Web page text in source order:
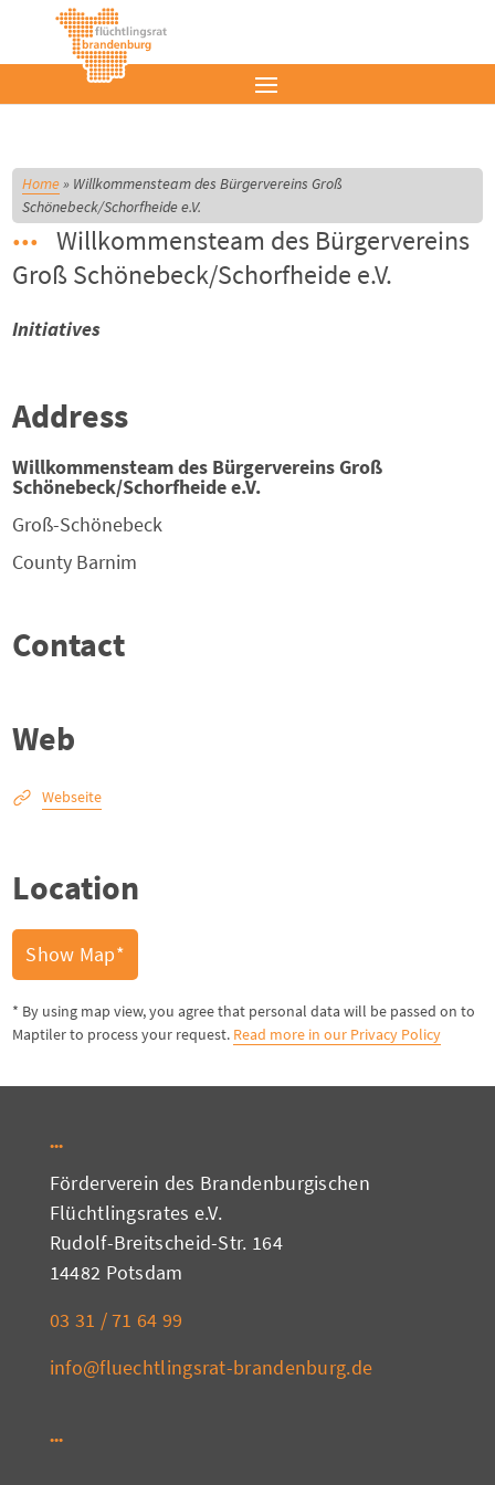
Home» Willkommensteam des Bürgervereins Groß
Schönebeck/Schorfheide e.V.
Willkommensteam des Bürgervereins
Groß Schönebeck/Schorfheide e.V.
Initiatives
Address
Willkommensteam des Bürgervereins Groß
Schönebeck/Schorfheide e.V.
Groß-Schönebeck
County Barnim
Contact
Web
Webseite
Location
Show Map*
* By using map view, you agree that personal data will be passed on to
Maptiler to process your request. Read more in our Privacy Policy
Förderverein des Brandenburgischen
Flüchtlingsrates e.V.
Rudolf-Breitscheid-Str. 164
14482 Potsdam
03 31 / 71 64 99
info@fluechtlingsrat-brandenburg.de